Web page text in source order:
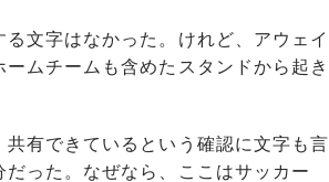
文字はなかった。けれど、アウェイ
ムチームも含めたスタンドから起き
有できているという確認に文字も言
った。なぜなら、ここはサッカー